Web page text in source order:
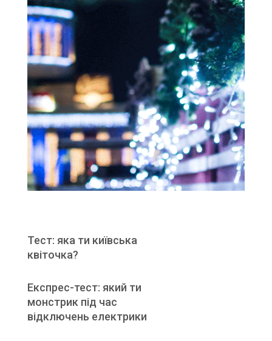
Тест: яка ти київська
квіточка?
Експрес-тест: який ти
монстрик під час
відключень електрики